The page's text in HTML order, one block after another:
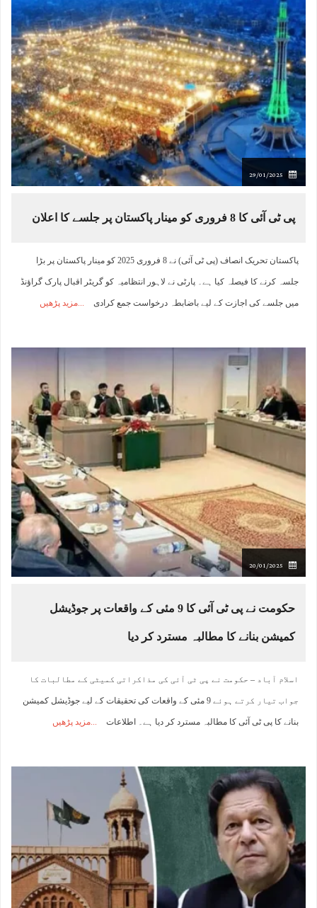
29/01/2025
پی ٹی آئی کا 8 فروری کو مینار پاکستان پر جلسے کا اعلان
پاکستان تحریک انصاف (پی ٹی آئی) نے 8 فروری 2025 کو مینار پاکستان پر بڑا
جلسہ کرنے کا فیصلہ کیا ہے۔ پارٹی نے لاہور انتظامیہ کو گریٹر اقبال پارک گراؤنڈ
میں جلسے کی اجازت کے لیے باضابطہ درخواست جمع کرادی مزید پڑھیں
20/01/2025
حکومت نے پی ٹی آئی کا 9 مئی کے واقعات پر جوڈیشل
کمیشن بنانے کا مطالبہ مسترد کر دیا
اسلام آباد – حکومت نے پی ٹی آئی کی مذاکراتی کمیٹی کے مطالبات کا
جواب تیار کرتے ہوئے 9 مئی کے واقعات کی تحقیقات کے لیے جوڈیشل کمیشن
بنانے کا پی ٹی آئی کا مطالبہ مسترد کر دیا ہے۔ اطلاعات مزید پڑھیں